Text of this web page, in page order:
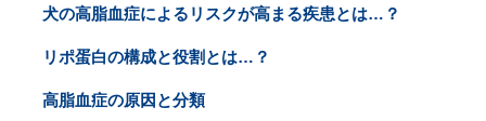
犬の高脂血症によるリスクが高まる疾患とは…？
リポ蛋白の構成と役割とは…？
高脂血症の原因と分類